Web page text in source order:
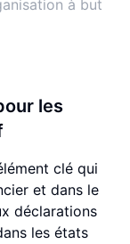
à but
les
clé qui
et dans le
déclarations
les états